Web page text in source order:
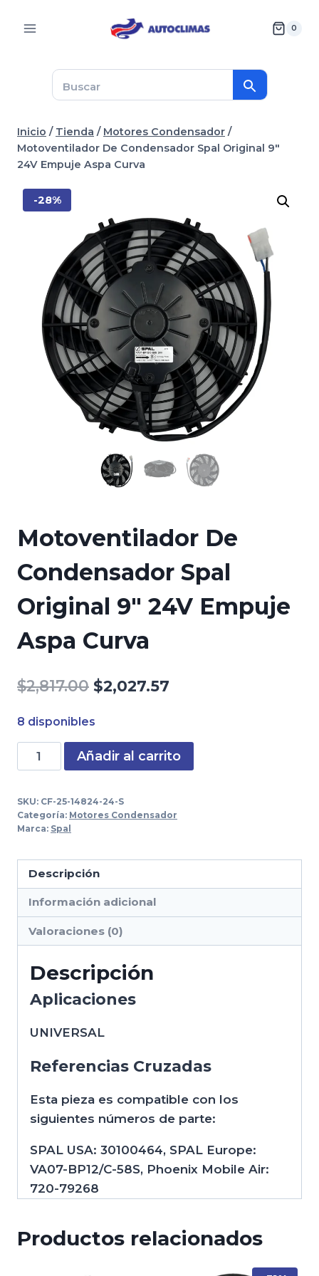
0
Inicio / Tienda / Motores Condensador /
Motoventilador De Condensador Spal Original 9″
24V Empuje Aspa Curva
-28%
Motoventilador De
Condensador Spal
Original 9″ 24V Empuje
Aspa Curva
$2,817.00 El
era:
$2,027.57
es:
8 disponibles
Motoventilador
De
Spal
Original
Empuje
Aspa
cantidad
Añadir al carrito
SKU: CF-25-14824-24-S
Categoría: Motores Condensador
Marca: Spal
Descripción
Información adicional
Valoraciones (0)
Descripción
Aplicaciones
UNIVERSAL
Referencias Cruzadas
Esta pieza es compatible con los
siguientes números de parte:
SPAL USA: 30100464, SPAL Europe:
VA07-BP12/C-58S, Phoenix Mobile Air:
720-79268
Productos relacionados